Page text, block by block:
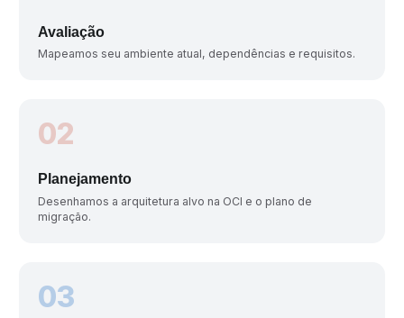
Avaliação
Mapeamos seu ambiente atual, dependências e requisitos.
02
Planejamento
Desenhamos a arquitetura alvo na OCI e o plano de
migração.
03